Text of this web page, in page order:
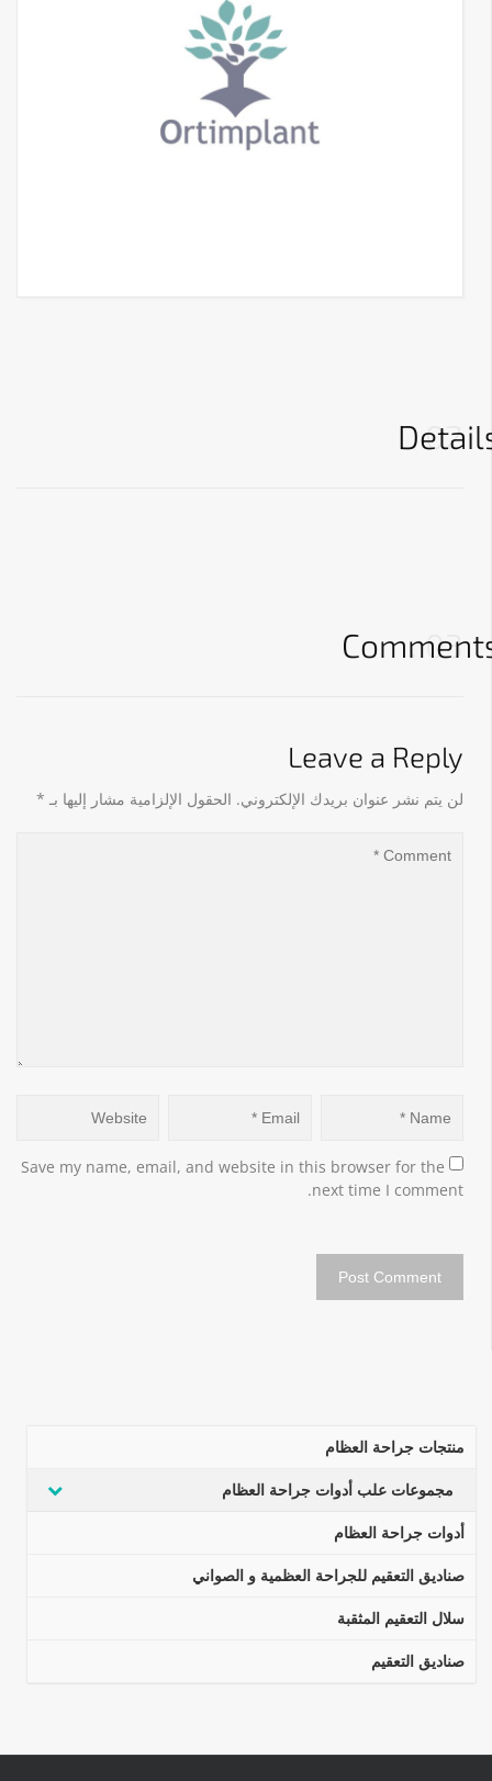
02
03
Leave a Reply
لن يتم نشر عنوان بريدك الإلكتروني. الحقول الإلزامية مشار إليها بـ *
Save my name, email, and website in this browser for the
next time I comment.
منتجات جراحة العظام
مجموعات علب أدوات جراحة العظام
أدوات جراحة العظام
صناديق التعقيم للجراحة العظمية و الصواني
سلال التعقيم المثقبة
صناديق التعقيم